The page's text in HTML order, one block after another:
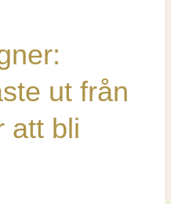
ut från
att bli